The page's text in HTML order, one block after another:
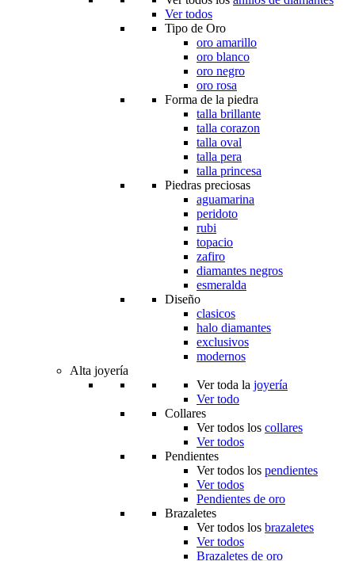
Ver todos
Tipo de Oro
oro amarillo
oro blanco
oro negro
oro rosa
Forma de la piedra
talla brillante
talla corazon
talla oval
talla pera
talla princesa
Piedras preciosas
aguamarina
peridoto
rubi
topacio
zafiro
diamantes negros
esmeralda
Diseño
clasicos
halo diamantes
exclusivos
modernos
Alta joyería
Ver toda la joyería
Ver todo
Collares
Ver todos los collares
Ver todos
Pendientes
Ver todos los pendientes
Ver todos
Pendientes de oro
Brazaletes
Ver todos los brazaletes
Ver todos
Brazaletes de oro